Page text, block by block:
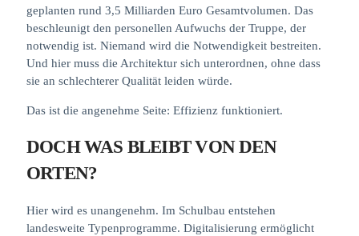
geplanten rund 3,5 Milliarden Euro Gesamtvolumen. Das
beschleunigt den personellen Aufwuchs der Truppe, der
notwendig ist. Niemand wird die Notwendigkeit bestreiten.
Und hier muss die Architektur sich unterordnen, ohne dass
sie an schlechterer Qualität leiden würde.
Das ist die angenehme Seite: Effizienz funktioniert.
DOCH WAS BLEIBT VON DEN
ORTEN?
Hier wird es unangenehm. Im Schulbau entstehen
landesweite Typenprogramme. Digitalisierung ermöglicht